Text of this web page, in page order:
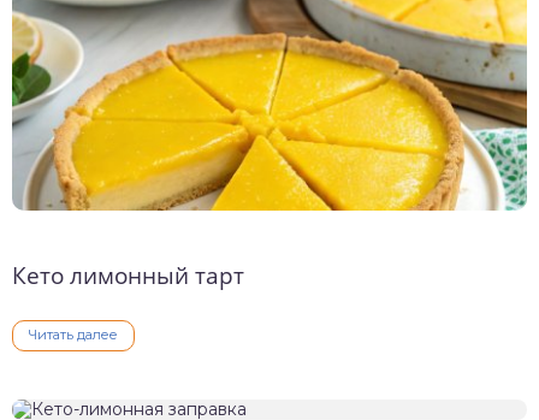
Кето лимонный тарт
Читать далее